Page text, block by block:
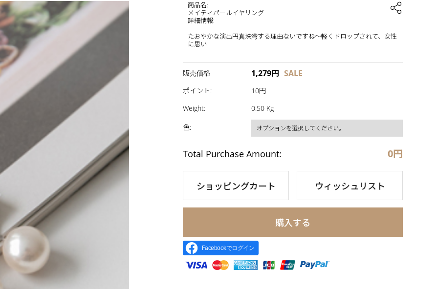
商品名:
メイティパールイヤリング
詳細情報:
たおやかな演出円真珠湾する理由ないですね〜軽くドロップされて、女性
に思い
販売価格 1,279円 SALE
ポイント:
10円
Weight: 0.50 Kg
色:
Total Purchase Amount: 0円
ショッピングカート ウィッシュリスト
購入する
Facebookでログイン